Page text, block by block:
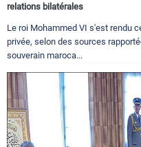
relations bilatérales
Le roi Mohammed VI s'est rendu
privée, selon des sources
souverain maroca...